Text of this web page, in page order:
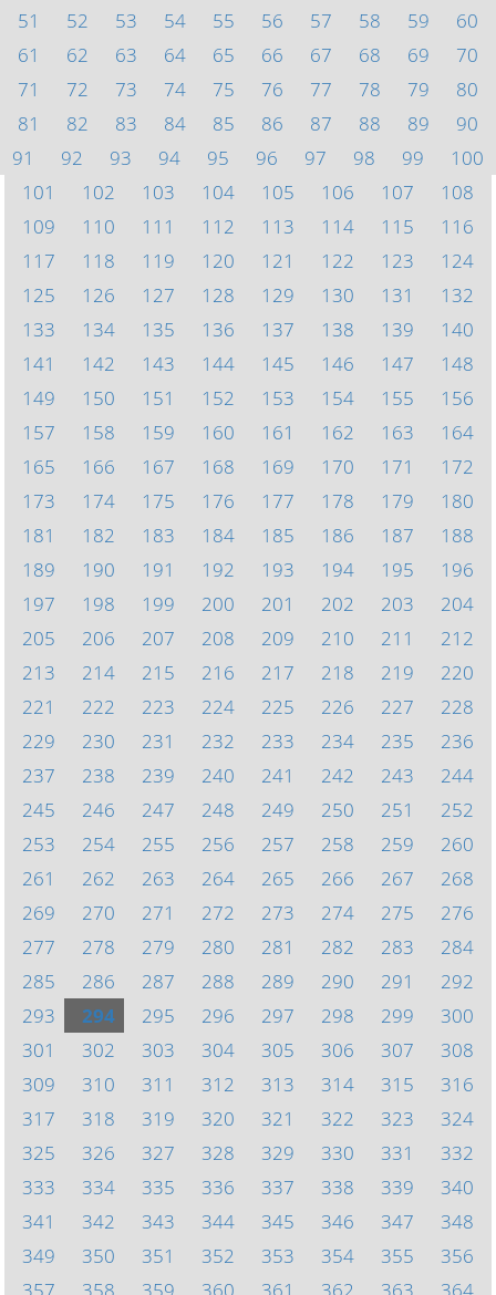
51
52 53 54 55 56 57 58 59
60
61
62 63 64 65 66 67 68 69
70
71
72 73 74 75 76 77 78 79
80
81
82 83 84 85 86 87 88 89
90
91
92 93 94 95 96 97 98 99
100
101
102 103 104 105 106 107
108
109
110 111 112 113 114 115
116
117
118 119 120 121 122 123
124
125
126 127 128 129 130 131
132
133
134 135 136 137 138 139
140
141
142 143 144 145 146 147
148
149
150 151 152 153 154 155
156
157
158 159 160 161 162 163
164
165
166 167 168 169 170 171
172
173
174 175 176 177 178 179
180
181
182 183 184 185 186 187
188
189
190 191 192 193 194 195
196
197
198 199 200 201 202 203
204
205
206 207 208 209 210 211
212
213
214 215 216 217 218 219
220
221
222 223 224 225 226 227
228
229
230 231 232 233 234 235
236
237
238 239 240 241 242 243
244
245
246 247 248 249 250 251
252
253
254 255 256 257 258 259
260
261
262 263 264 265 266 267
268
269
270 271 272 273 274 275
276
277
278 279 280 281 282 283
284
285
286 287 288 289 290 291
292
293
294 295 296 297 298 299
300
301
302 303 304 305 306 307
308
309
310 311 312 313 314 315
316
317
318 319 320 321 322 323
324
325
326 327 328 329 330 331
332
333
334 335 336 337 338 339
340
341
342 343 344 345 346 347
348
349
350 351 352 353 354 355
356